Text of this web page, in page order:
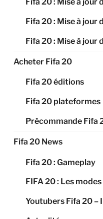
Fifa 20 : Mise à jour
Fifa 20 : Mise à jour
Acheter Fifa 20
Fifa 20 éditions
Fifa 20 plateformes
Précommande Fifa
Fifa 20 News
Fifa 20 : Gameplay
FIFA 20 : Les modes
Youtubers Fifa 20 –